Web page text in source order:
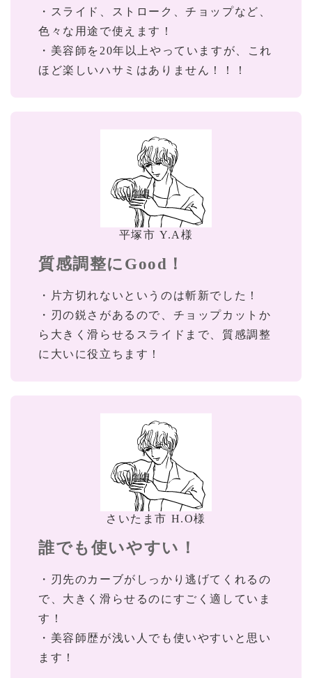
・スライド、ストローク、チョップなど、
色々な用途で使えます！
・美容師を20年以上やっていますが、これ
ほど楽しいハサミはありません！！！
平塚市 Y.A様
質感調整にGood！
・片方切れないというのは斬新でした！
・刃の鋭さがあるので、チョップカットか
ら大きく滑らせるスライドまで、質感調整
に大いに役立ちます！
さいたま市 H.O様
誰でも使いやすい！
・刃先のカーブがしっかり逃げてくれるの
で、大きく滑らせるのにすごく適していま
す！
・美容師歴が浅い人でも使いやすいと思い
ます！